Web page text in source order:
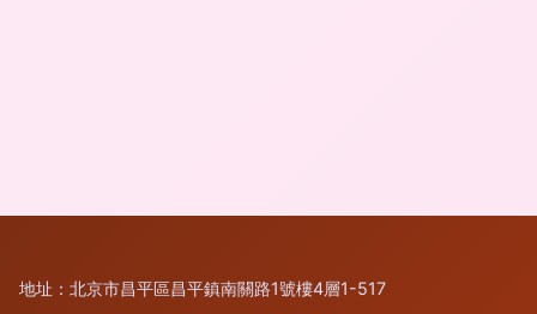
地址：北京市昌平區昌平鎮南關路1號樓4層1-517